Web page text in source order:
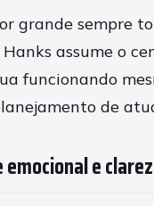
grande sempre
assume o
funcionando
de
e